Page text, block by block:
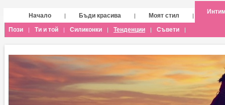
Начало | Бъди красива | Моят стил |
Пози | Ти и той | Силиконки | Тенденции | Съвети |